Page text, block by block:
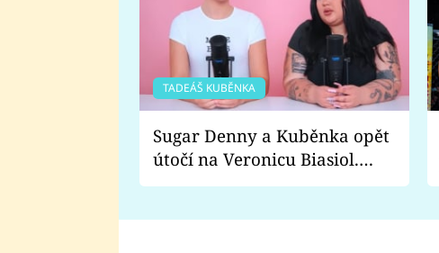
TADEÁŠ KUBĚNKA
Sugar Denny a Kuběnka opět
útočí na Veronicu Biasiol.
Proč je podle nich falešná a